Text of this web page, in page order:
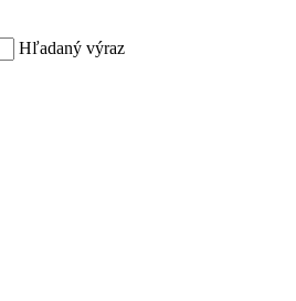
Hľadaný výraz